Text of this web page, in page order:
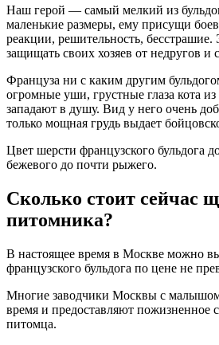
Наш герой — самый мелкий из
маленькие размеры, ему присущи
реакции, решительность,
защищать своих хозяев от недругов и
Француза ни с каким другим
огромные уши, грустные глаза кота
западают в душу. Вид у него очень
только мощная грудь выдает
Цвет шерсти французского бульдога
бежевого до почти рыжего.
Сколько стоит сейчас
питомника?
В настоящее время в Москве можно
французского бульдога по цене не
Многие заводчики Москвы с
время и предоставляют пожизненное
питомца.